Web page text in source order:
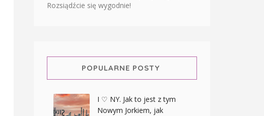
Rozsiądźcie się wygodnie!
POPULARNE POSTY
I ♡ NY. Jak to jest z tym
Nowym Jorkiem, jak